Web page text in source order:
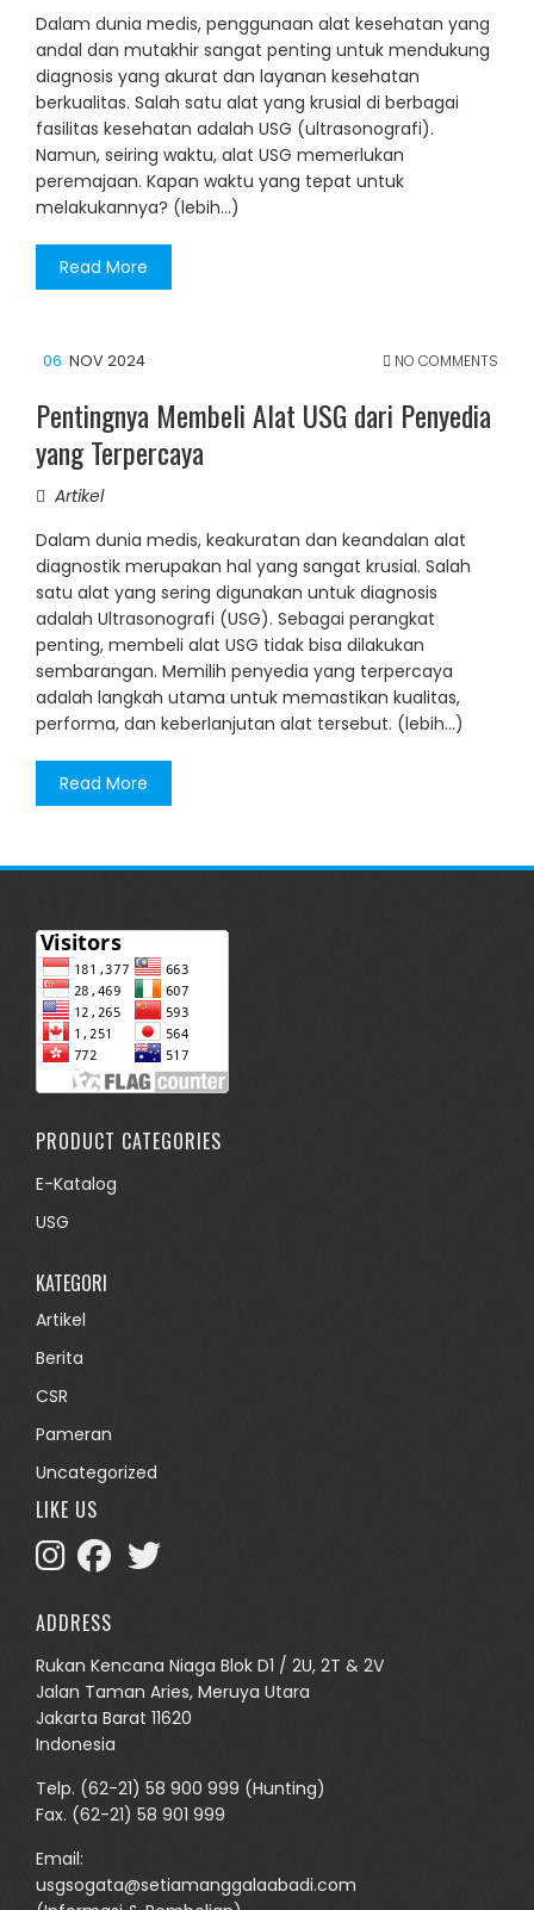
Dalam dunia medis, penggunaan alat kesehatan yang
andal dan mutakhir sangat penting untuk mendukung
diagnosis yang akurat dan layanan kesehatan
berkualitas. Salah satu alat yang krusial di berbagai
fasilitas kesehatan adalah USG (ultrasonografi).
Namun, seiring waktu, alat USG memerlukan
peremajaan. Kapan waktu yang tepat untuk
melakukannya? (lebih…)
Read More
06 NOV 2024 NO COMMENTS
Pentingnya Membeli Alat USG dari Penyedia
yang Terpercaya
Artikel
Dalam dunia medis, keakuratan dan keandalan alat
diagnostik merupakan hal yang sangat krusial. Salah
satu alat yang sering digunakan untuk diagnosis
adalah Ultrasonografi (USG). Sebagai perangkat
penting, membeli alat USG tidak bisa dilakukan
sembarangan. Memilih penyedia yang terpercaya
adalah langkah utama untuk memastikan kualitas,
performa, dan keberlanjutan alat tersebut. (lebih…)
Read More
PRODUCT CATEGORIES
E-Katalog
USG
KATEGORI
Artikel
Berita
CSR
Pameran
Uncategorized
LIKE US
ADDRESS
Rukan Kencana Niaga Blok D1 / 2U, 2T & 2V
Jalan Taman Aries, Meruya Utara
Jakarta Barat 11620
Indonesia
Telp. (62-21) 58 900 999 (Hunting)
Fax. (62-21) 58 901 999
Email:
usgsogata@setiamanggalaabadi.com